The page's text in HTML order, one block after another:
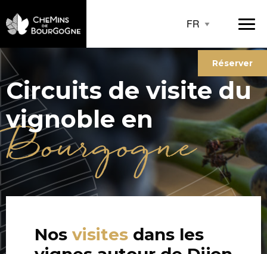
Réserver
Circuits de visite du
vignoble en
Bourgogne
Nos visites dans les